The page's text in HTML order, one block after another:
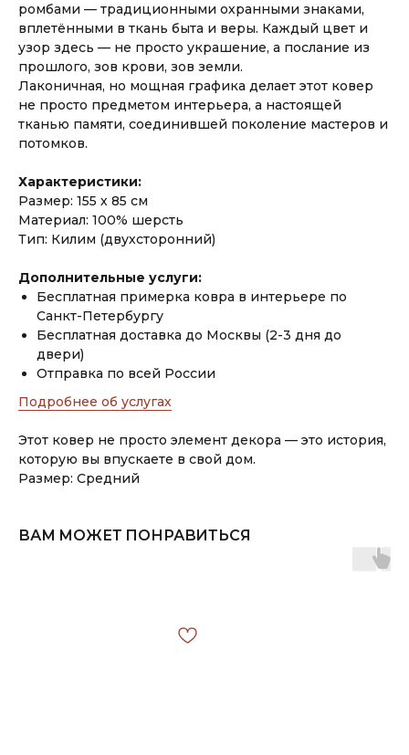
ромбами — традиционными охранными знаками,
вплетёнными в ткань быта и веры. Каждый цвет и
узор здесь — не просто украшение, а послание из
прошлого, зов крови, зов земли.
Лаконичная, но мощная графика делает этот ковер
не просто предметом интерьера, а настоящей
тканью памяти, соединившей поколение мастеров и
потомков.
Характеристики:
Размер: 155 х 85 см
Материал: 100% шерсть
Тип: Килим (двухсторонний)
Дополнительные услуги:
Бесплатная примерка ковра в интерьере по
Санкт-Петербургу
Бесплатная доставка до Москвы (2-3 дня до
двери)
Отправка по всей России
Подробнее об услугах
Этот ковер не просто элемент декора — это история,
которую вы впускаете в свой дом.
Размер: Средний
ВАМ МОЖЕТ ПОНРАВИТЬСЯ